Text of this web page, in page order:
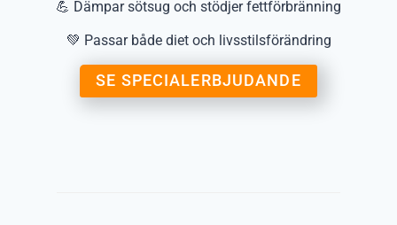
💪 Dämpar sötsug och stödjer fettförbränning
💚 Passar både diet och livsstilsförändring
SE SPECIALERBJUDANDE